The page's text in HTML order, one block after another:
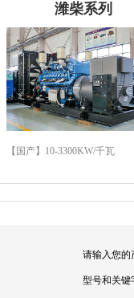
潍柴系列
【国产】10-3300KW/千瓦
请输入您的
型号和关键